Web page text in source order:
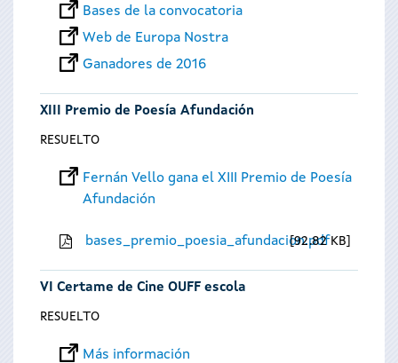
Bases de la convocatoria
Web de Europa Nostra
Ganadores de 2016
XIII Premio de Poesía Afundación
RESUELTO
Fernán Vello gana el XIII Premio de Poesía
Afundación
bases_premio_poesia_afundacion.pdf
92.82 KB
VI Certame de Cine OUFF escola
RESUELTO
Más información